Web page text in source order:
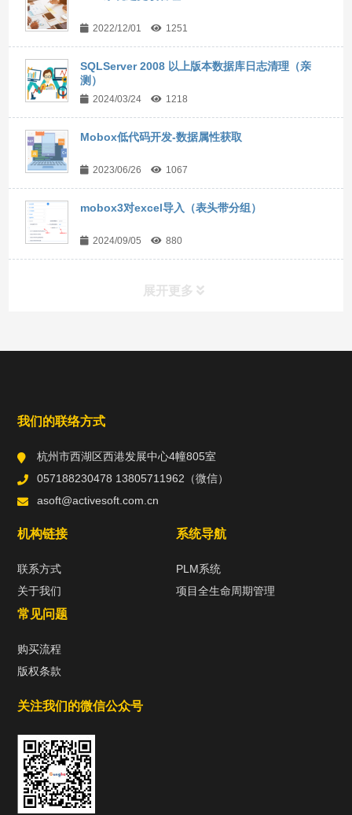
2022/12/01 1251
SQLServer 2008 以上版本数据库日志清理（亲
测）
2024/03/24 1218
Mobox低代码开发-数据属性获取
2023/06/26 1067
mobox3对excel导入（表头带分组）
2024/09/05 880
展开更多
我们的联络方式
杭州市西湖区西港发展中心4幢805室
057188230478 13805711962（微信）
asoft@activesoft.com.cn
机构链接
联系方式
关于我们
系统导航
PLM系统
项目全生命周期管理
常见问题
购买流程
版权条款
关注我们的微信公众号